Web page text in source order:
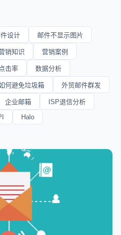
设计 邮件不显示图片
销知识 营销案例
点击率 数据分析
何避免垃圾箱 外贸邮件群发
企业邮箱
ISP退信分析
Halo